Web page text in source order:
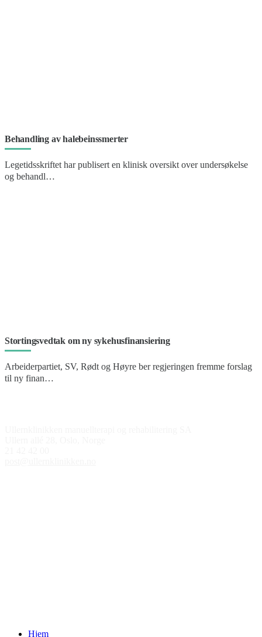
Behandling av halebeinssmerter
Legetidsskriftet har publisert en klinisk oversikt over undersøkelse
og behandl…
Stortingsvedtak om ny sykehusfinansiering
Arbeiderpartiet, SV, Rødt og Høyre ber regjeringen fremme forslag
til ny finan…
Hjem